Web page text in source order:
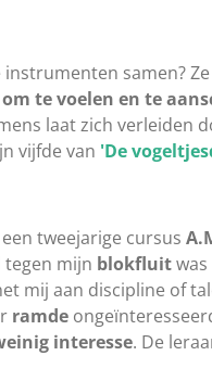
samen?
te voelen en te
laat zich verleiden
vijfde van 'De
tweejarige cursus
tegen mijn blokfluit
mij aan discipline of
ramde
interesse. De